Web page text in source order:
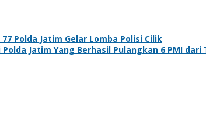
Polda Jatim Gelar Lomba Polisi Cilik
Jatim Yang Berhasil Pulangkan 6 PMI dari